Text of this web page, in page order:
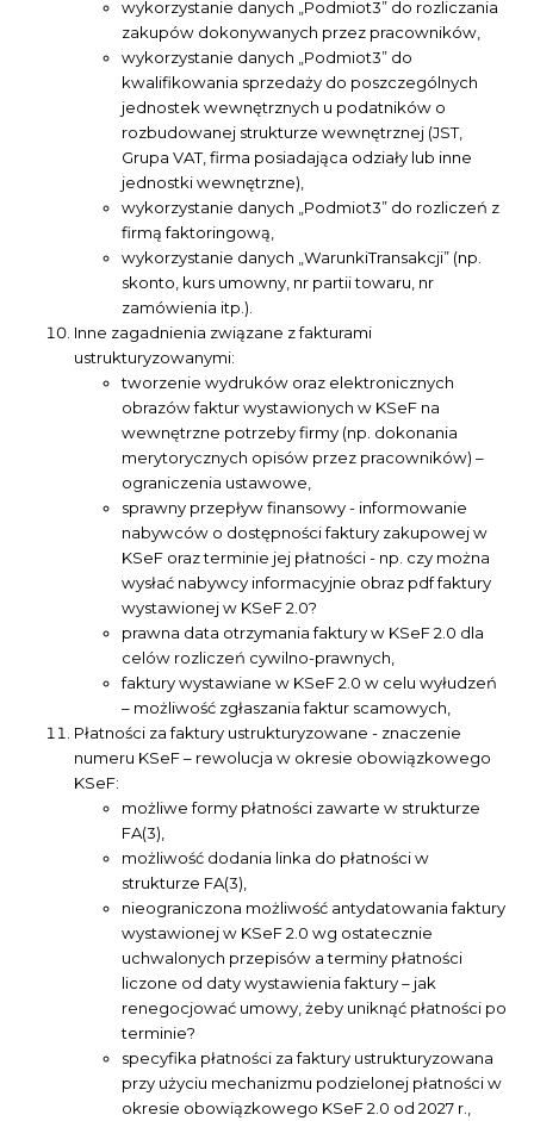
wykorzystanie danych „Podmiot3” do rozliczania
zakupów dokonywanych przez pracowników,
wykorzystanie danych „Podmiot3” do
kwalifikowania sprzedaży do poszczególnych
jednostek wewnętrznych u podatników o
rozbudowanej strukturze wewnętrznej (JST,
Grupa VAT, firma posiadająca odziały lub inne
jednostki wewnętrzne),
wykorzystanie danych „Podmiot3” do rozliczeń z
firmą faktoringową,
wykorzystanie danych „WarunkiTransakcji” (np.
skonto, kurs umowny, nr partii towaru, nr
zamówienia itp.).
Inne zagadnienia związane z fakturami
ustrukturyzowanymi:
tworzenie wydruków oraz elektronicznych
obrazów faktur wystawionych w KSeF na
wewnętrzne potrzeby firmy (np. dokonania
merytorycznych opisów przez pracowników) –
ograniczenia ustawowe,
sprawny przepływ finansowy - informowanie
nabywców o dostępności faktury zakupowej w
KSeF oraz terminie jej płatności - np. czy można
wysłać nabywcy informacyjnie obraz pdf faktury
wystawionej w KSeF 2.0?
prawna data otrzymania faktury w KSeF 2.0 dla
celów rozliczeń cywilno-prawnych,
faktury wystawiane w KSeF 2.0 w celu wyłudzeń
– możliwość zgłaszania faktur scamowych,
Płatności za faktury ustrukturyzowane - znaczenie
numeru KSeF – rewolucja w okresie obowiązkowego
KSeF:
możliwe formy płatności zawarte w strukturze
FA(3),
możliwość dodania linka do płatności w
strukturze FA(3),
nieograniczona możliwość antydatowania faktury
wystawionej w KSeF 2.0 wg ostatecznie
uchwalonych przepisów a terminy płatności
liczone od daty wystawienia faktury – jak
renegocjować umowy, żeby uniknąć płatności po
terminie?
specyfika płatności za faktury ustrukturyzowana
przy użyciu mechanizmu podzielonej płatności w
okresie obowiązkowego KSeF 2.0 od 2027 r.,